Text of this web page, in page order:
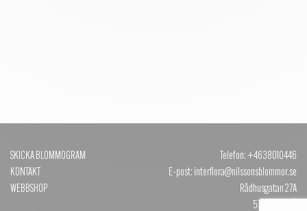
SKICKA BLOMMOGRAM
KONTAKT
WEBBSHOP
Telefon: +4638010446
E-post: interflora@nilssonsblommor.se
Rådhusgatan 27A
571 31 NÄSSJÖ